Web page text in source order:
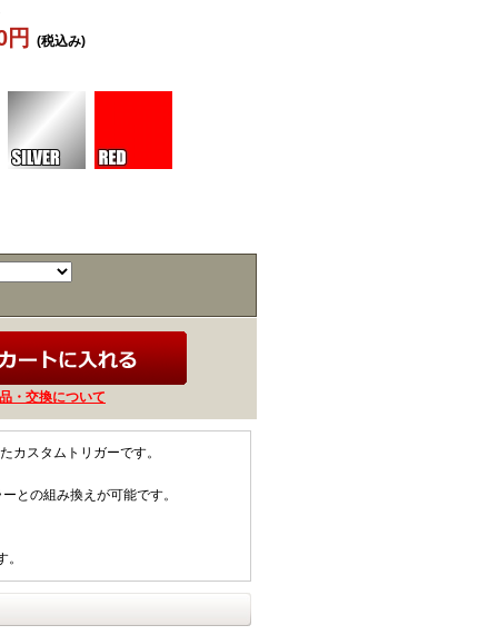
円
(税込み)
・交換について
カスタムトリガーです。
との組み換えが可能です。